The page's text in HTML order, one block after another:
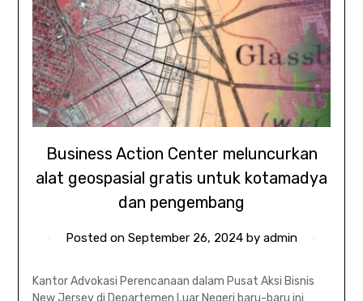
Business Action Center meluncurkan
alat geospasial gratis untuk kotamadya
dan pengembang
Posted on September 26, 2024 by admin
Kantor Advokasi Perencanaan dalam Pusat Aksi Bisnis
New Jersey di Departemen Luar Negeri baru-baru ini